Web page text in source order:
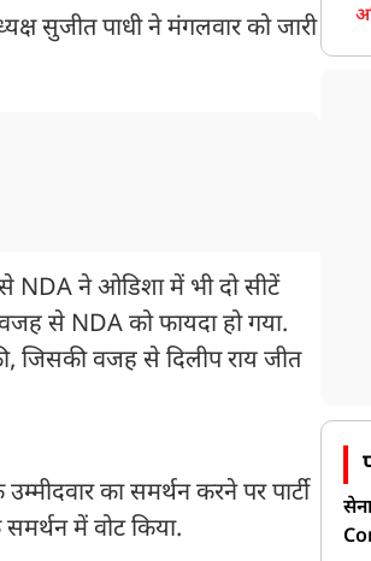
सुजीत पाधी ने मंगलवार को जारी
NDA ने ओडिशा में भी दो सीटें
से NDA को फायदा हो गया.
जिसकी वजह से दिलीप राय जीत
का समर्थन करने पर पार्टी
में वोट किया.